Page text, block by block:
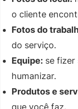
o cliente
Fotos do
do serviço.
Equipe: se fizer
humanizar.
Produtos e
que você faz.